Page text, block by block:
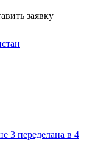
заявку
3 переделана в 4